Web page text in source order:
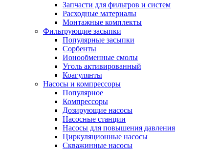
Запчасти для фильтров и систем
Расходные материалы
Монтажные комплекты
Фильтрующие засыпки
Популярные засыпки
Сорбенты
Ионообменные смолы
Уголь активированный
Коагулянты
Насосы и компрессоры
Популярное
Компрессоры
Дозирующие насосы
Насосные станции
Насосы для повышения давления
Циркуляционные насосы
Скважинные насосы